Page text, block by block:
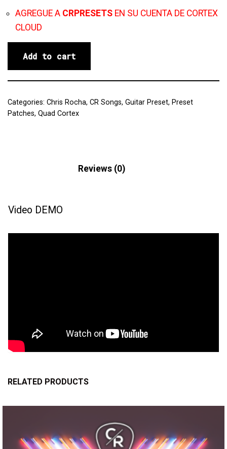
AGREGUE A CRPRESETS EN SU CUENTA DE CORTEX
CLOUD
Add to cart
Categories: Chris Rocha, CR Songs, Guitar Preset, Preset
Patches, Quad Cortex
Reviews (0)
Video DEMO
RELATED PRODUCTS